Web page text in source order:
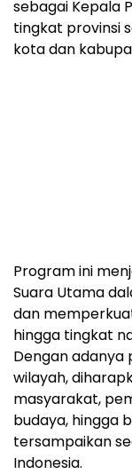
sebagai Kepala
tingkat provinsi
kota dan
Program ini
Suara Utama
dan
hingga tingkat
Dengan adanya
wilayah,
masyarakat,
budaya, hingga
tersampaikan
Indonesia.